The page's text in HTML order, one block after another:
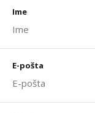
Ime
E-pošta